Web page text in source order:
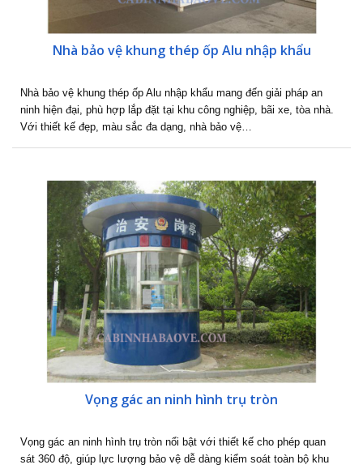
Nhà bảo vệ khung thép ốp Alu nhập khẩu
Nhà bảo vệ khung thép ốp Alu nhập khẩu mang đến giải pháp an
ninh hiện đại, phù hợp lắp đặt tại khu công nghiệp, bãi xe, tòa nhà.
Với thiết kế đẹp, màu sắc đa dạng, nhà bảo vệ…
Vọng gác an ninh hình trụ tròn
Vọng gác an ninh hình trụ tròn nổi bật với thiết kế cho phép quan
sát 360 độ, giúp lực lượng bảo vệ dễ dàng kiểm soát toàn bộ khu